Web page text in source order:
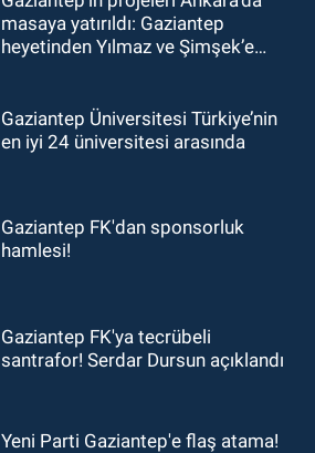
masaya yatırıldı: Gaziantep
heyetinden Yılmaz ve Şimşek’e
Gaziantep Üniversitesi Türkiye’nin
en iyi 24 üniversitesi arasında
Gaziantep FK'dan sponsorluk
hamlesi!
Gaziantep FK'ya tecrübeli
santrafor! Serdar Dursun açıklandı
Yeni Parti Gaziantep'e flaş atama!